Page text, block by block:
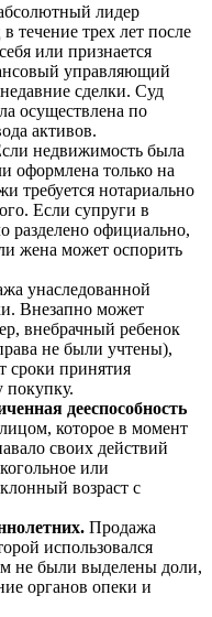
лидер
течение трех лет после
или признается
управляющий
сделки. Суд
осуществлена по
активов.
недвижимость была
оформлена только на
требуется нотариально
Если супруги в
разделено официально,
жена может оспорить
унаследованной
Внезапно может
внебрачный ребенок
не были учтены),
сроки принятия
покупку.
дееспособность
которое в момент
своих действий
или
возраст с
Продажа
использовался
не были выделены доли,
органов опеки и